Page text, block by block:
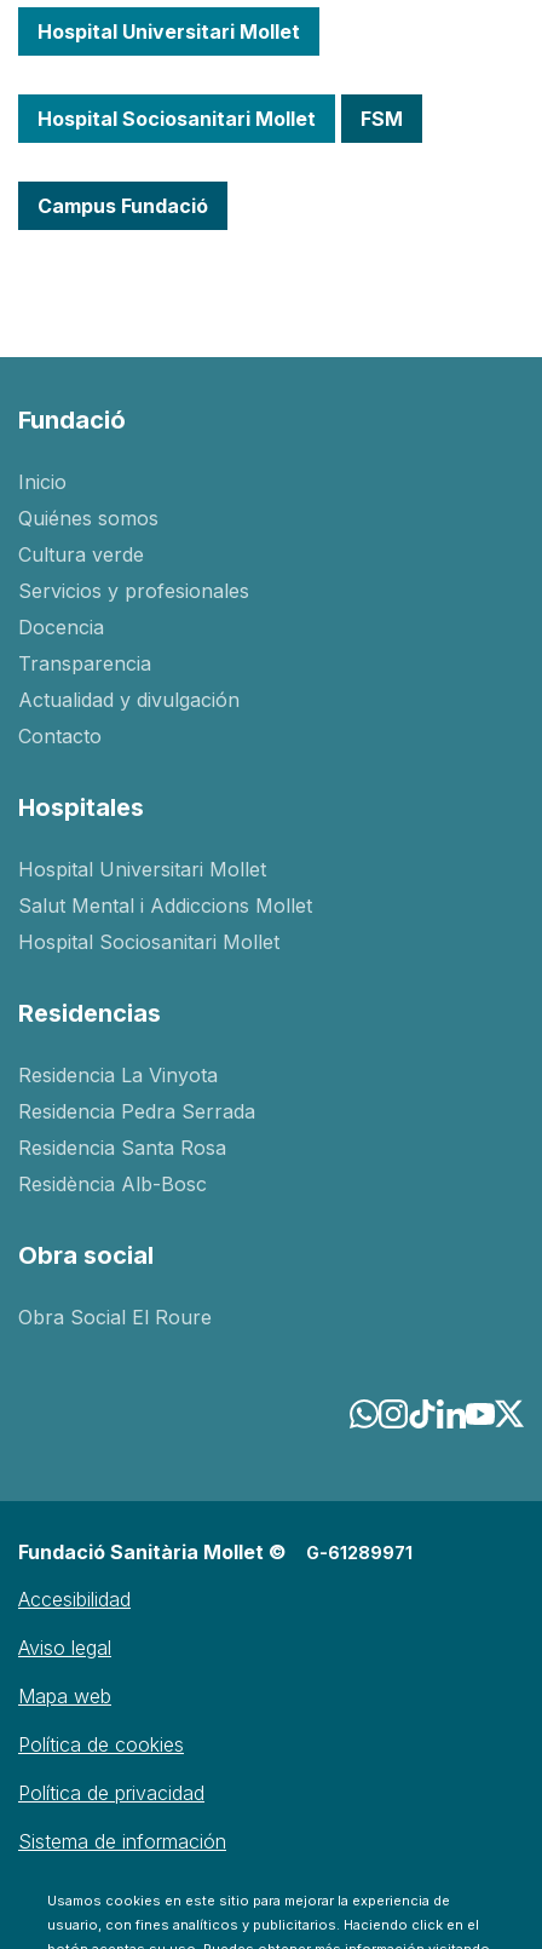
Hospital Universitari Mollet
Hospital Sociosanitari Mollet FSM
Campus Fundació
Fundació
Inicio
Quiénes somos
Cultura verde
Servicios y profesionales
Docencia
Transparencia
Actualidad y divulgación
Contacto
Hospitales
Hospital Universitari Mollet
Salut Mental i Addiccions Mollet
Hospital Sociosanitari Mollet
Residencias
Residencia La Vinyota
Residencia Pedra Serrada
Residencia Santa Rosa
Residència Alb-Bosc
Obra social
Obra Social El Roure
Fundació Sanitària Mollet © G-61289971
Accesibilidad
Aviso legal
Mapa web
Política de cookies
Política de privacidad
Sistema de información
Usamos cookies en este sitio para mejorar la experiencia de
usuario, con fines analíticos y publicitarios. Haciendo click en el